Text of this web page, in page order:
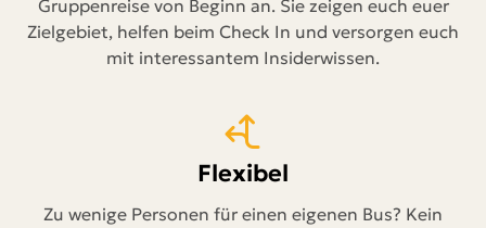
Gruppenreise von Beginn an. Sie zeigen euch euer
Zielgebiet, helfen beim Check In und versorgen euch
mit interessantem Insiderwissen.
Flexibel
Zu wenige Personen für einen eigenen Bus? Kein